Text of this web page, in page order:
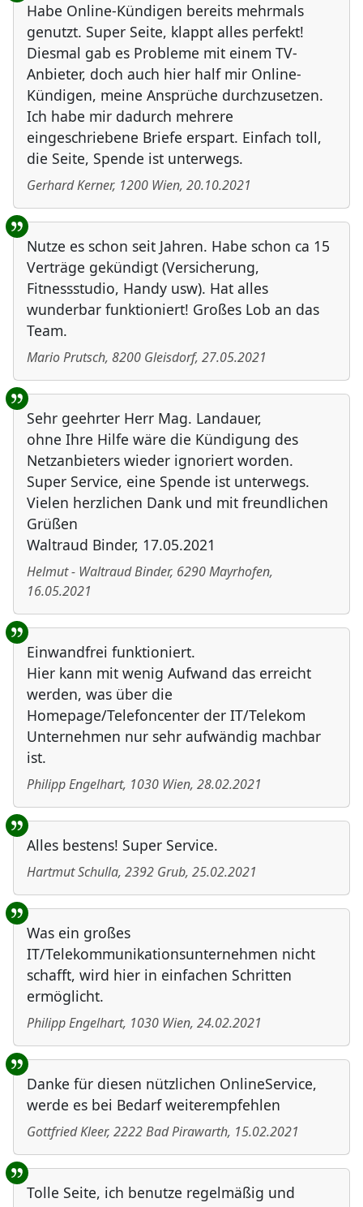
Habe Online-Kündigen bereits mehrmals
genutzt. Super Seite, klappt alles perfekt!
Diesmal gab es Probleme mit einem TV-
Anbieter, doch auch hier half mir Online-
Kündigen, meine Ansprüche durchzusetzen.
Ich habe mir dadurch mehrere
eingeschriebene Briefe erspart. Einfach toll,
die Seite, Spende ist unterwegs.
Gerhard Kerner, 1200 Wien, 20.10.2021
Nutze es schon seit Jahren. Habe schon ca 15
Verträge gekündigt (Versicherung,
Fitnessstudio, Handy usw). Hat alles
wunderbar funktioniert! Großes Lob an das
Team.
Mario Prutsch, 8200 Gleisdorf, 27.05.2021
Sehr geehrter Herr Mag. Landauer,
ohne Ihre Hilfe wäre die Kündigung des
Netzanbieters wieder ignoriert worden.
Super Service, eine Spende ist unterwegs.
Vielen herzlichen Dank und mit freundlichen
Grüßen
Waltraud Binder, 17.05.2021
Helmut - Waltraud Binder, 6290Mayrhofen,
16.05.2021
Einwandfrei funktioniert.
Hier kann mit wenig Aufwand das erreicht
werden, was über die
Homepage/Telefoncenter der IT/Telekom
Unternehmen nur sehr aufwändig machbar
ist.
Philipp Engelhart, 1030 Wien, 28.02.2021
Alles bestens! Super Service.
Hartmut Schulla, 2392 Grub, 25.02.2021
Was ein großes
IT/Telekommunikationsunternehmen nicht
schafft, wird hier in einfachen Schritten
ermöglicht.
Philipp Engelhart, 1030 Wien, 24.02.2021
Danke für diesen nützlichen OnlineService,
werde es bei Bedarf weiterempfehlen
Gottfried Kleer, 2222Bad Pirawarth, 15.02.2021
Tolle Seite, ich benutze regelmäßig und